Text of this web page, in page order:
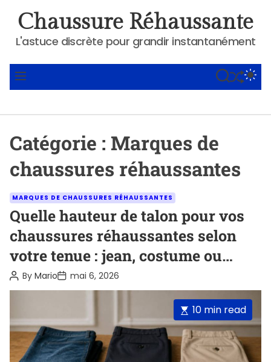
o
Chaussure Réhaussante
L'astuce discrète pour grandir instantanément
S
W
C
SHUFFLE
S
E
C
M
Catégorie : Marques de
chaussures réhaussantes
C
a
e
g
o
r
e
s
MARQUES DE CHAUSSURES RÉHAUSSANTES
Quelle hauteur de talon pour vos
chaussures réhaussantes selon
votre tenue : jean, costume ou
chino
P
o
s
u
t
h
o
By MarioP
o
s
a
t
e
mai 6, 2026
E
s
t
10 min read